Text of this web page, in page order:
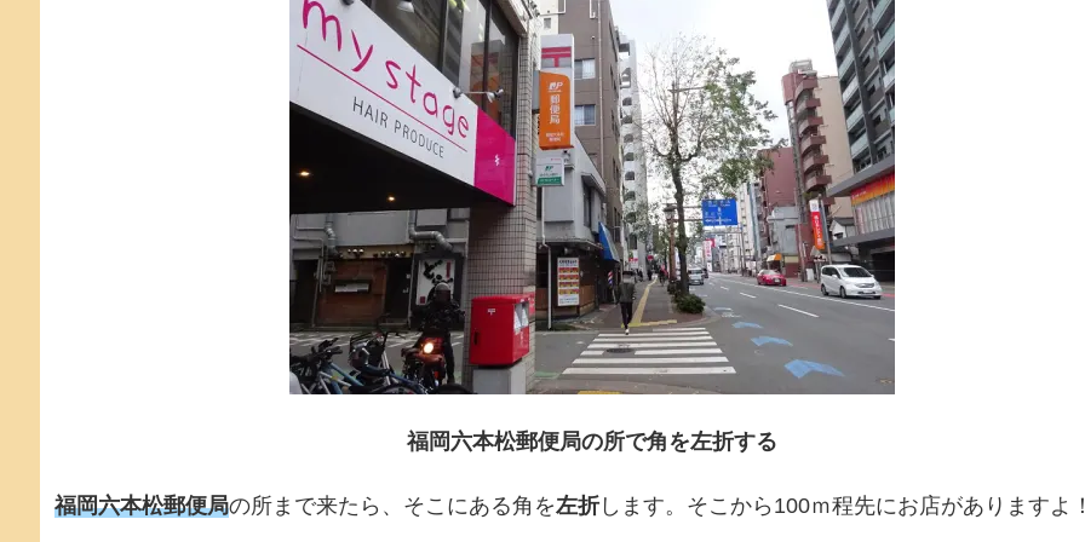
福岡六本松郵便局の所で角を左折する
福岡六本松郵便局の所まで来たら、そこにある角を左折します。そこから100ｍ程先にお店がありますよ